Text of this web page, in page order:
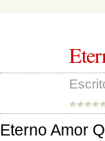
Eterno Amor